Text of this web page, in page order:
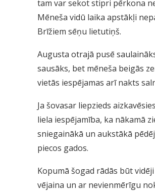
tam var sekot stipri pērkona
Mēneša vidū laika apstākļi
Brīžiem sēņu lietutiņš.
Augusta otrajā pusē
sausāks, bet mēneša beigās
vietās iespējamas arī nakts
Ja šovasar liepzieds
liela iespējamība, ka nākamā
sniegainākā un aukstākā
piecos gados.
Kopumā šogad rādās būt
vējaina un ar nevienmērīgu